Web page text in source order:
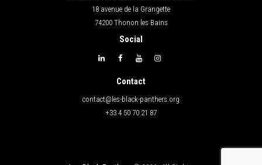
18 avenue de la Grangette
74200 Thonon les Bains
Social
Contact
contact@les-black-panthers.org
+33 4 50 70 21 87